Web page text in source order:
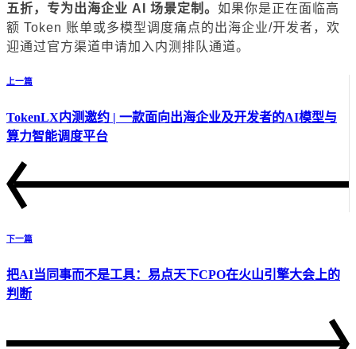
五折，专为出海企业 AI 场景定制。 如果你是正在面临高
额 Token 账单或多模型调度痛点的出海企业/开发者，欢
迎通过官方渠道申请加入内测排队通道。
上一篇
TokenLX内测邀约 | 一款面向出海企业及开发者的AI模型与
算力智能调度平台
下一篇
把AI当同事而不是工具：易点天下CPO在火山引擎大会上的
判断